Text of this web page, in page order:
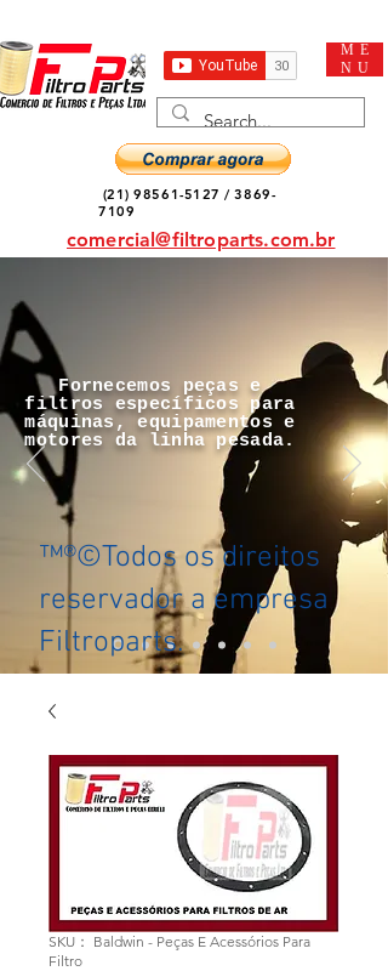
ME
NU
(21) 98561-5127 /3869-
7109
comercial@filtroparts.com.br
Fornecemos peças e
filtros específicos para
máquinas, equipamentos e
motores da linha pesada.
™®©Todos os direitos
reservador a empresa
Filtroparts.
SKU： Baldwin - Peças E Acessórios Para
Filtro